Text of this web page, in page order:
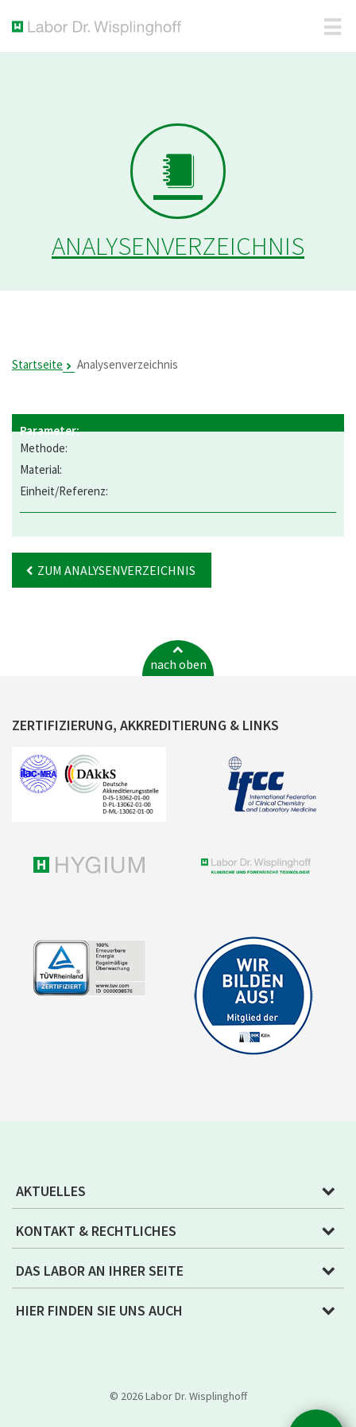
ANALYSENVERZEICHNIS
Startseite Analysenverzeichnis
ZUM ANALYSENVERZEICHNIS
nach oben
ZERTIFIZIERUNG, AKKREDITIERUNG & LINKS
AKTUELLES
KONTAKT & RECHTLICHES
DAS LABOR AN IHRER SEITE
HIER FINDEN SIE UNS AUCH
© 2026 Labor Dr. Wisplinghoff